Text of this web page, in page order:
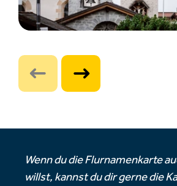
Wenn du die Flurnamenkarte
willst, kannst du dir gerne die